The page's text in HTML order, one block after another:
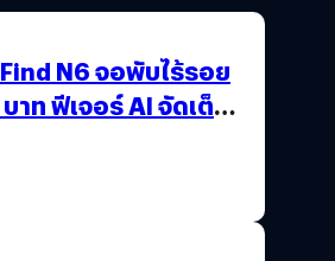
N6 จอพับไร้รอย
าท ฟีเจอร์ AI จัดเต็ม